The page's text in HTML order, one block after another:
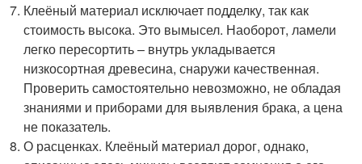
Клеёный материал исключает подделку, так как
стоимость высока. Это вымысел. Наоборот, ламели
легко пересортить – внутрь укладывается
низкосортная древесина, снаружи качественная.
Проверить самостоятельно невозможно, не обладая
знаниями и приборами для выявления брака, а цена
не показатель.
О расценках. Клеёный материал дорог, однако,